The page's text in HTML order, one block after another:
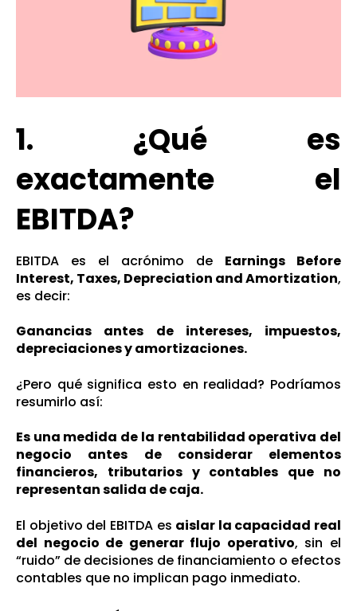
1. ¿Qué es
exactamente el
EBITDA?
EBITDA es el acrónimo de Earnings Before
Interest, Taxes, Depreciation and Amortization,
es decir:
Ganancias antes de intereses, impuestos,
depreciaciones y amortizaciones.
¿Pero qué significa esto en realidad? Podríamos
resumirlo así:
Es una medida de la rentabilidad operativa del
negocio antes de considerar elementos
financieros, tributarios y contables que no
representan salida de caja.
El objetivo del EBITDA es aislar la capacidad real
del negocio de generar flujo operativo, sin el
“ruido” de decisiones de financiamiento o efectos
contables que no implican pago inmediato.